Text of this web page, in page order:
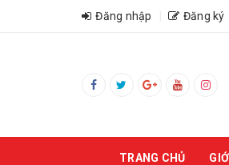
Đăng nhập Đăng ký
TRANG CHỦ